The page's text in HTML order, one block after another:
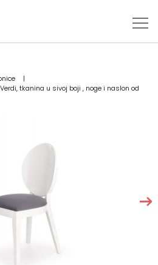
|
tkanina u sivoj boji , noge i naslon od